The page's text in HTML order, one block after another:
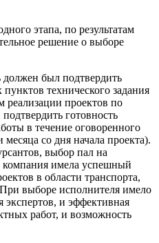
этапа, по результатам
решение о выборе
был подтвердить
технического задания
реализации проектов по
готовность
в течение оговоренного
со дня начала проекта).
выбор пал на
имела успешный
в области транспорта,
выборе исполнителя имело
экспертов, и эффективная
работ, и возможность